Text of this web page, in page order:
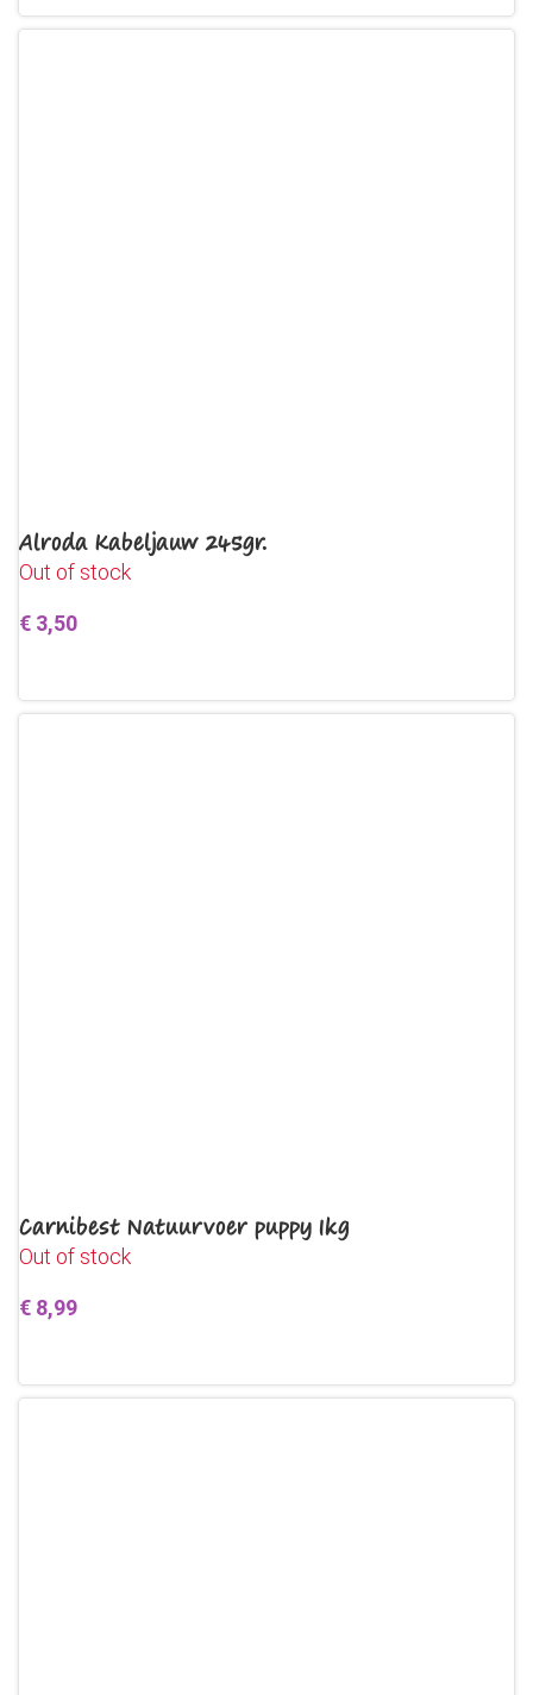
Alroda Kabeljauw 245gr.
Out of stock
€ 3,50
Carnibest Natuurvoer puppy 1kg
Out of stock
€ 8,99